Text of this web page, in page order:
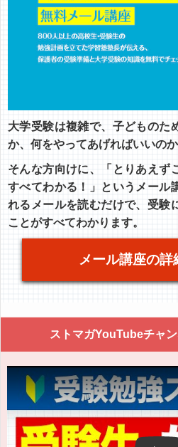
大学受験は複雑で、子どものた
か、何をやってあげればいいの
そんな方向けに、「とりあえず
すべてわかる！」というメール
れるメールを読むだけで、受験
ことがすべてわかります。
メール講座の詳
ストマガYouTubeチャ